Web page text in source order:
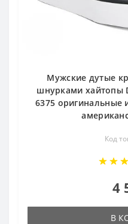
Мужские дутые
шнурками хайтопы
6375 оригинальные
Код
4
В